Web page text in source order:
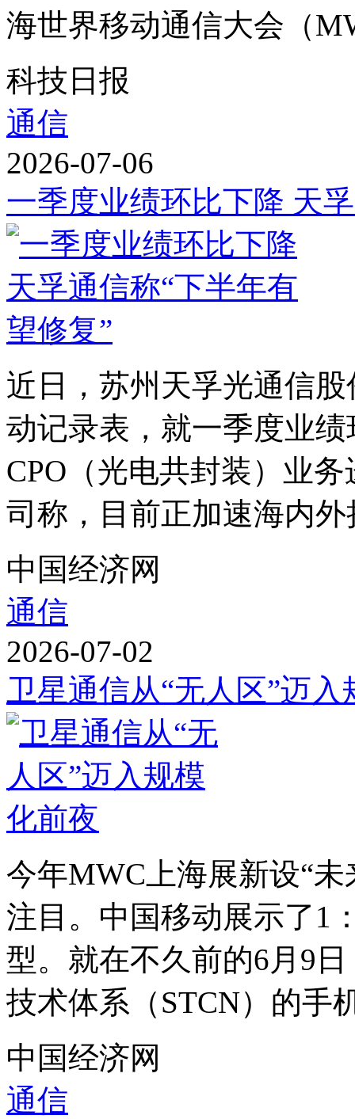
海世界移动通信大会（
科技日报
通信
2026-07-06
一季度业绩环比下降 天
近日，苏州天孚光通信
动记录表，就一季度业
CPO（光电共封装）业
司称，目前正加速海内
中国经济网
通信
2026-07-02
卫星通信从“无人区”迈
今年MWC上海展新设“
注目。中国移动展示了1
型。就在不久前的6月9
技术体系（STCN）的手
中国经济网
通信